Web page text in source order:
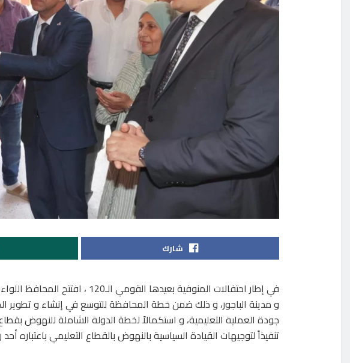
شارك
في إطار احتفالات المنوفية بعيدها
و مدينة الباجور، و ذلك ضمن خطة المحافظة للتوسع في إنشاء و تطوير
جودة العملية التعليمية، و استكمالاً لخطة الدولة الشاملة للنهوض بقطاع
تنفيذاً لتوجيهات القيادة السياسية بالنهوض بالقطاع التعليمي باعتباره أحد